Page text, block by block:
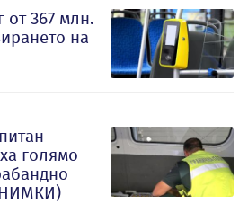
367 млн.
на
голямо